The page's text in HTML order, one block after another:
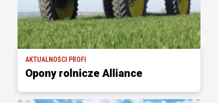
AKTUALNOŚCI PROFI
Opony rolnicze Alliance